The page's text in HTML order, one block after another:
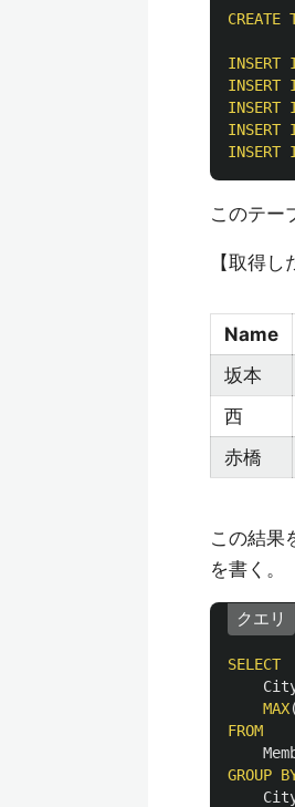
CREATE
INSERT
INSERT
INSERT
INSERT
INSERT
このテー
【取得し
Name
坂本
西
赤橋
この結果
を書く。
クエリ
SELECT
MAX(
FROM
GROUP